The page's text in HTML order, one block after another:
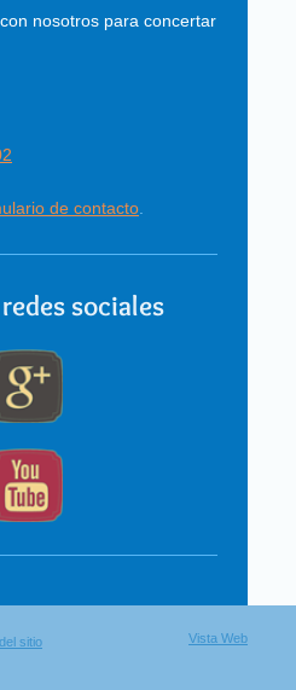
nosotros para concertar
de contacto.
sociales
sitio
Vista Web